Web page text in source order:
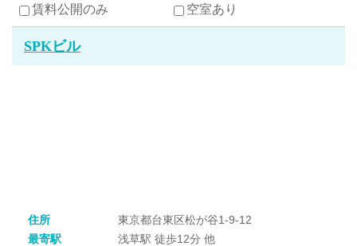
賃料公開のみ 空室あり
SPKビル
住所
東京都台東区松が谷1-9-12
最寄駅
浅草駅 徒歩12分 他